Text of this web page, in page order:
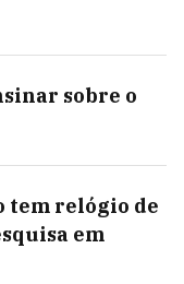
sobre o
tem relógio de
em